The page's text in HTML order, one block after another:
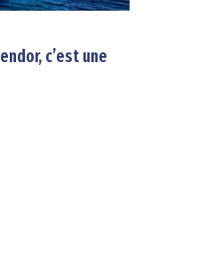
c’est une